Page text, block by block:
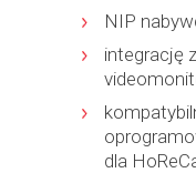
NIP
integrację
dla